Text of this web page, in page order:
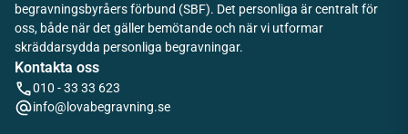
begravningsbyråers förbund (SBF). Det personliga är centralt för
oss, både när det gäller bemötande och när vi utformar
skräddarsydda personliga begravningar.
Kontakta oss
010 - 33 33 623
info@lovabegravning.se